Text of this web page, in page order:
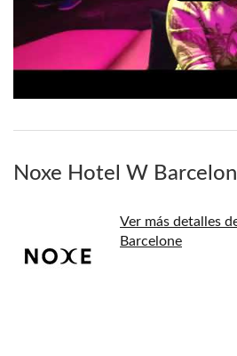
Noxe Hotel W
Ver más detalles
Barcelone